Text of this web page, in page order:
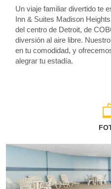
Un viaje familiar divertido te
Inn & Suites Madison
del centro de Detroit, de
diversión al aire libre.
en tu comodidad, y
alegrar tu estadía.